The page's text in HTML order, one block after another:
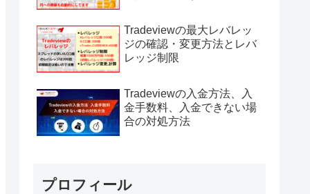
Tradeviewの最大レバレッ
ジの確認・変更方法とレバ
レッジ制限
Tradeviewの入金方法、入
金手数料、入金できない場
合の対処方法
プロフィール